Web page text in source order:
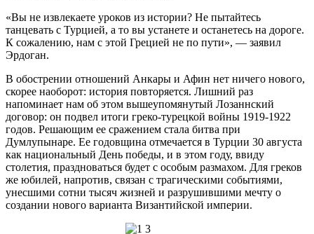
«Вы не извлекаете уроков из истории? Не пытайтесь
танцевать с Турцией, а то вы устанете и останетесь на дороге.
К сожалению, нам с этой Грецией не по пути», — заявил
Эрдоган.
В обострении отношений Анкары и Афин нет ничего нового,
скорее наоборот: история повторяется. Лишний раз
напоминает нам об этом вышеупомянутый Лозаннский
договор: он подвел итоги греко-турецкой войны 1919-1922
годов. Решающим ее сражением стала битва при
Думлупынаре. Ее годовщина отмечается в Турции 30 августа
как национальный День победы, и в этом году, ввиду
столетия, праздноваться будет с особым размахом. Для греков
же юбилей, напротив, связан с трагическими событиями,
унесшими сотни тысяч жизней и разрушившими мечту о
создании нового варианта Византийской империи.